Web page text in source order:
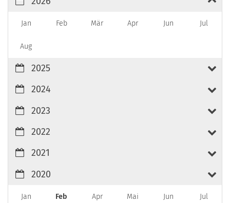
Jan Feb Mär Apr Jun Jul
Aug
2025
2024
2023
2022
2021
2020
Jan Feb Apr Mai Jun Jul